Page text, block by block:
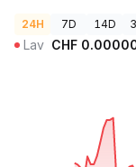
24H 7D 14D
Lav CHF